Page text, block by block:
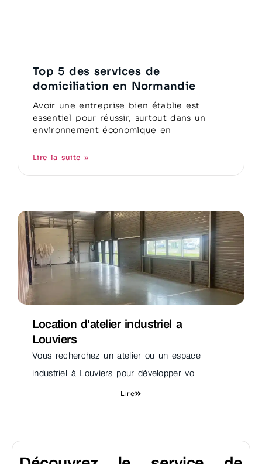
Top 5 des services de
domiciliation en Normandie
Avoir une entreprise bien établie est
essentiel pour réussir, surtout dans un
environnement économique en
Lire la suite »
Location d'atelier industriel a
Louviers
Vous recherchez un atelier ou un espace
industriel à Louviers pour développer vo
Lire